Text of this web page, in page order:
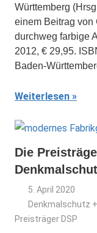
Württemberg
einem Beitrag von
durchweg farbige
2012, € 29,95.
Baden-
Weiterlesen
Die
5. April 2020
Denkmalschutz
Preisträger DSP